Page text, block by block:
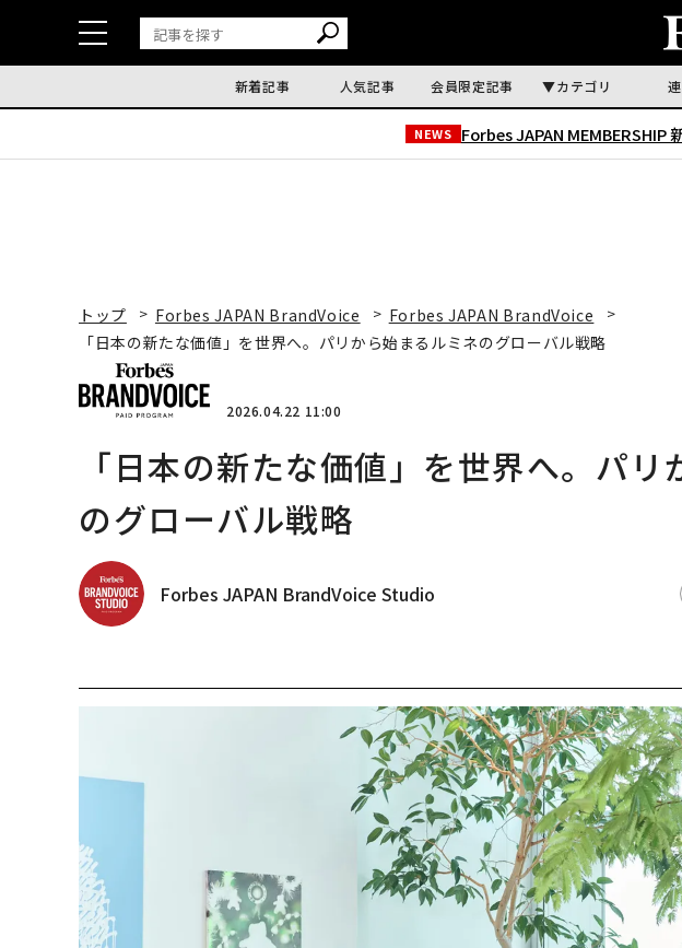
新着記事 人気記事 会員限定記事 カテゴリ
NEWS Forbes JAPAN MEMBERSHIP
トップ Forbes JAPAN BrandVoice
Forbes JAPAN BrandVoice
「日本の新たな価値」を世界へ。パリから始まるルミネのグローバル戦略
2026.04.22 11:00
「日本の新たな価値」を世界へ。パ
のグローバル戦略
Forbes JAPAN BrandVoice Studio